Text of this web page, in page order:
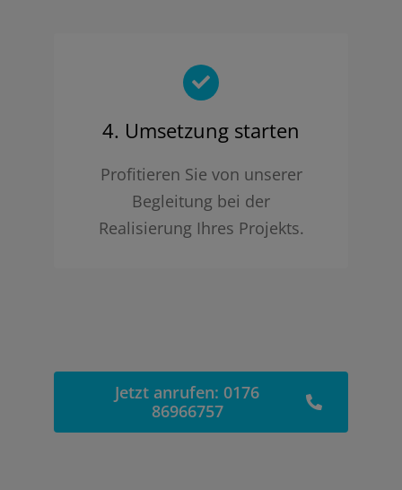
4. Umsetzung starten
Profitieren Sie von unserer
Begleitung bei der
Realisierung Ihres Projekts.
Jetzt anrufen: 0176
86966757